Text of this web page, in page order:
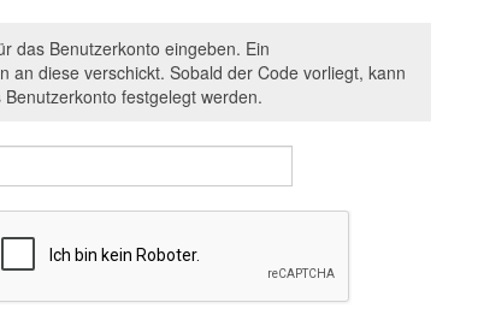
das Benutzerkonto eingeben. Ein
an diese verschickt. Sobald der Code vorliegt, kann
festgelegt werden.